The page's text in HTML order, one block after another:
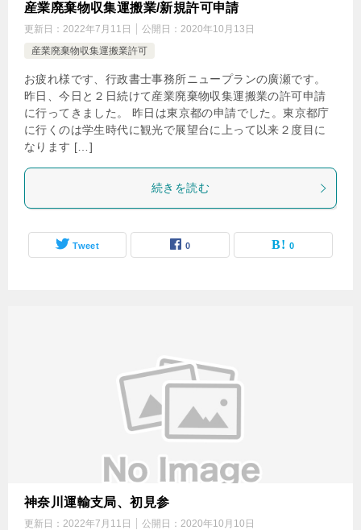
産業廃棄物収集運搬業/新規許可申請
更新日： 2022年7月11日 公開日： 2020年10月13日
産業廃棄物収集運搬業許可
お疲れ様です、行政書士事務所ニュープランの廣瀬です。
昨日、今日と２日続けて産業廃棄物収集運搬業の許可申請
に行ってきました。 昨日は東京都の申請でした。東京都庁
に行くのは学生時代に観光で展望台に上って以来２度目に
なります […]
続きを読む
Tweet 0 0
神奈川運輸支局、初見参
更新日： 2022年7月11日 公開日： 2020年10月10日